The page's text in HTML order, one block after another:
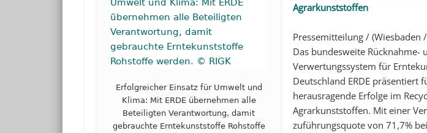
Erfolgreicher Einsatz für Umwelt und
Klima: Mit ERDE übernehmen alle
Beteiligten Verantwortung, damit
gebrauchte Erntekunststoffe Rohstoffe
Agrarkunststoffen
Pressemitteilung / (Wiesbaden
Das bundesweite Rücknahme-
Verwertungssystem für
Deutschland ERDE präsentiert
herausragende Erfolge im
Agrarkunststoffen. Mit einer
zuführungsquote von 71,7%